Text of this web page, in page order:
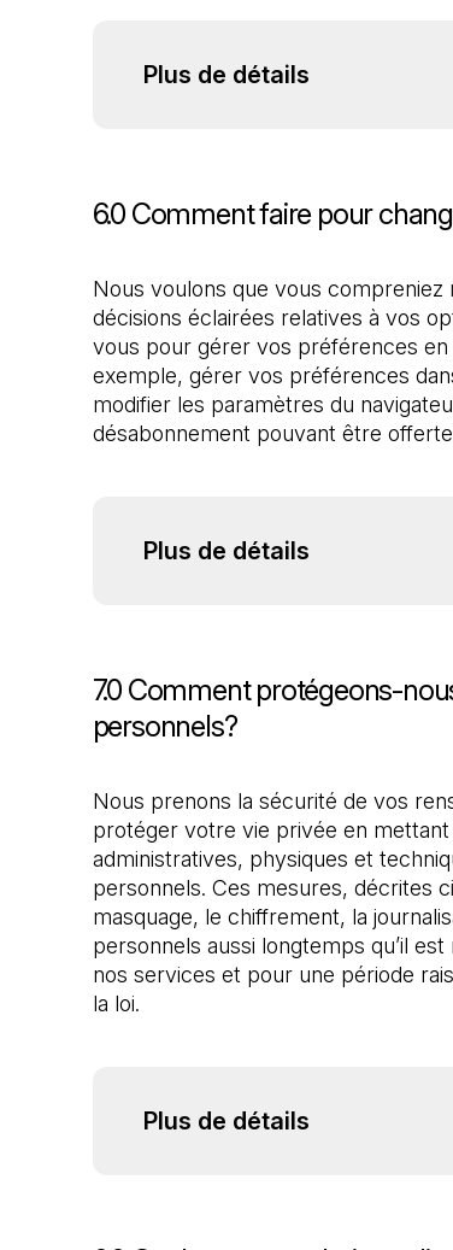
Plus de détails
6.0 Comment faire pour
Nous voulons que vous
décisions éclairées relatives à vos
vous pour gérer vos préférences
exemple, gérer vos préférences
modifier les paramètres du
désabonnement pouvant être
Plus de détails
7.0 Comment protégeons-
personnels?
Nous prenons la sécurité de vos
protéger votre vie privée en
administratives, physiques et
personnels. Ces mesures, décrites
masquage, le chiffrement, la
personnels aussi longtemps qu’il
nos services et pour une période
la loi.
Plus de détails